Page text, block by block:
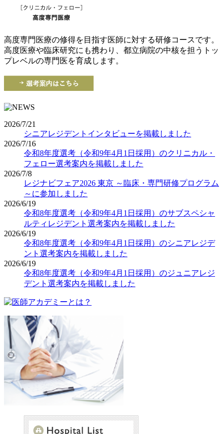
高度専門医療の修得を目指す医師に対する研修コースです。
高度医療や臨床研究にも携わり、都立病院の中核を担うトッ
プレベルの専門医を育成します。
2026/7/21
シニアレジデントインタビューを掲載しました
2026/7/16
令和8年度選考（令和9年4月1日採用）のクリニカル・
フェロー選考案内を掲載しました
2026/7/8
レジナビフェア2026 東京 ～臨床・専門研修プログラム
～に参加しました
2026/6/19
令和8年度選考（令和9年4月1日採用）のサブスペシャ
ルティレジデント選考案内を掲載しました
2026/6/19
令和8年度選考（令和9年4月1日採用）のシニアレジデ
ント選考案内を掲載しました
2026/6/19
令和8年度選考（令和9年4月1日採用）のジュニアレジ
デント選考案内を掲載しました